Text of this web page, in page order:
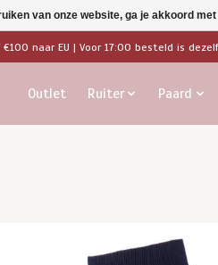
naar EU | Voor 17:00 besteld is
Outlet Ruiter Paard
van onze website, ga je akkoord